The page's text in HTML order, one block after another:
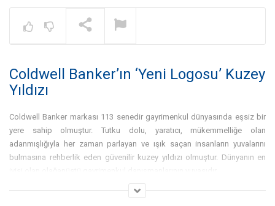
Gayrimenkul İşinde Bölge
Çalışması Nedir? – Dr. Gökhan
Coldwell Banker’ın ‘Yeni Logosu’ Kuzey
Yıldızı
Coldwell Banker markası 113 senedir gayrimenkul dünyasında eşsiz bir
yere sahip olmuştur. Tutku dolu, yaratıcı, mükemmelliğe olan
adanmışlığıyla her zaman parlayan ve ışık saçan insanların yuvalarını
bulmasına rehberlik eden güvenilir kuzey yıldızı olmuştur. Dünyanın en
İşte bu yüzden, izimizin , logomuzun, marka kimliğimizin bizim kim